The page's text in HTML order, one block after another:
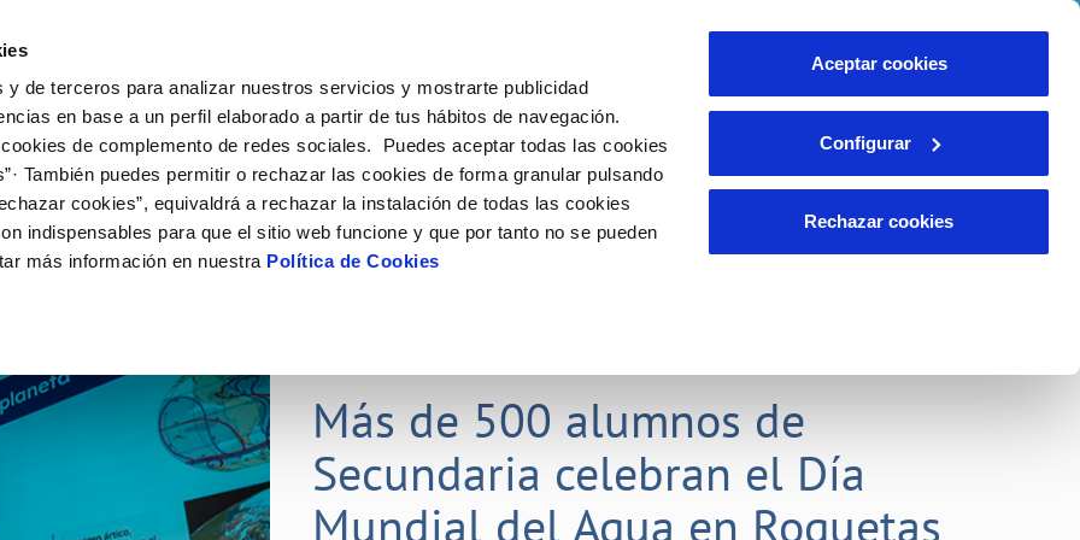
y de terceros para analizar nuestros servicios y mostrarte publicidad
en base a un perfil elaborado a partir de tus hábitos de navegación.
de complemento de redes sociales. Puedes aceptar todas las cookies
También puedes permitir o rechazar las cookies de forma granular pulsando
cookies”, equivaldrá a rechazar la instalación de todas las cookies
indispensables para que el sitio web funcione y que por tanto no se pueden
más información en nuestra Política de Cookies
Aceptar cookies
Configurar
Rechazar cookies
de titular
de suministro
obras
MODIFICACIÓN DE DATOS
Actualizar datos bancarios
Actualizar datos de domicilio
INCIDENCIAS
Comunica anomalías o posibles
VER TODAS LAS GESTIONES
Tu Servicio
AL CLIENTE
contacto
y afectaciones
e impresos
COMPROMISO DE SERVICIO
Carta de compromisos
Customer Counsel (Defensa del cliente)
Tu Agua
del agua
CUIDADOS DEL AGUA
Consejos de ahorro
Medidas contra la sequía
Conócenos
DE GESTIÓN Y CERTIFICADOS
CONTRATACIÓN
Licitaciones en curso
EMPLEO
Nuestros compromisos
Más de 500 alumnos de
Secundaria celebran el Día
Mundial del Agua en Roquetas